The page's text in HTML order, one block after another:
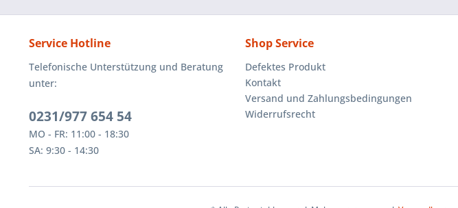
Service Hotline
Telefonische Unterstützung und Beratung
unter:
0231/977 654 54
MO - FR: 11:00 - 18:30
SA: 9:30 - 14:30
Shop Service
Defektes Produkt
Kontakt
Versand und Zahlungsbedingungen
Widerrufsrecht